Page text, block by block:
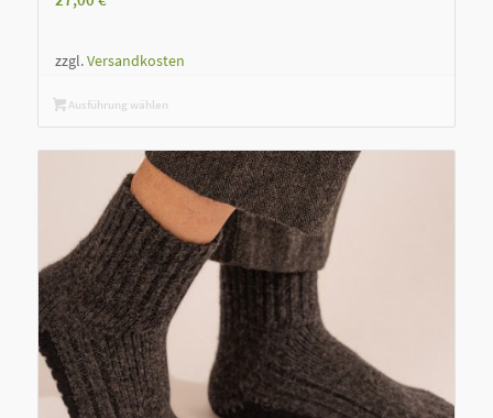
zzgl.Versandkosten
Ausführung wählen